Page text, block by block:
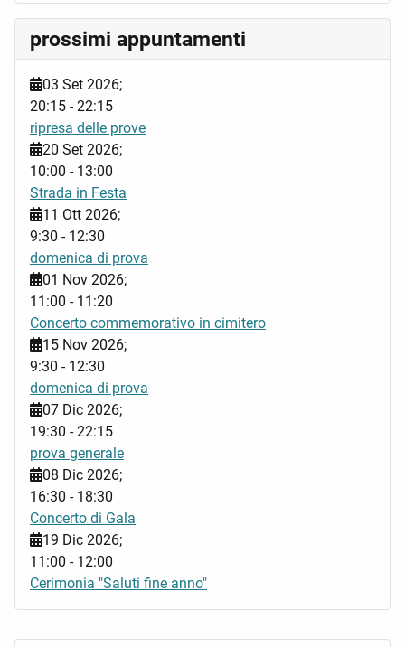
prossimi appuntamenti
03 Set 2026;
20:15 -22:15
ripresa delle prove
20 Set 2026;
10:00 - 13:00
Strada in Festa
11 Ott 2026;
9:30 - 12:30
domenica di prova
01 Nov 2026;
11:00 - 11:20
Concerto commemorativo in cimitero
15 Nov 2026;
9:30 - 12:30
domenica di prova
07 Dic 2026;
19:30 -22:15
prova generale
08 Dic 2026;
16:30 - 18:30
Concerto di Gala
19 Dic 2026;
11:00 - 12:00
Cerimonia "Saluti fine anno"